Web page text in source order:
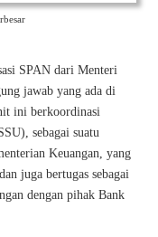
SPAN dari Menteri
jawab yang ada di
ini berkoordinasi
sebagai suatu
Keuangan, yang
juga bertugas sebagai
dengan pihak Bank